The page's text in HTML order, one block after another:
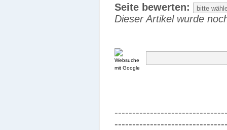
Seite bewerten:
Dieser Artikel wurde